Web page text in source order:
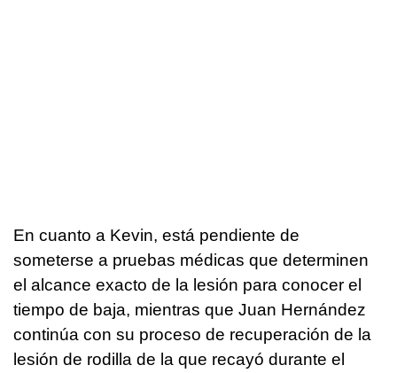
En cuanto a Kevin, está pendiente de
someterse a pruebas médicas que determinen
el alcance exacto de la lesión para conocer el
tiempo de baja, mientras que Juan Hernández
continúa con su proceso de recuperación de la
lesión de rodilla de la que recayó durante el